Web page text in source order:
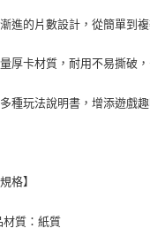
漸進的片數設計，從簡單到
量厚卡材質，耐用不易撕破
多種玩法說明書，增添遊戲
格】
材質：紙質